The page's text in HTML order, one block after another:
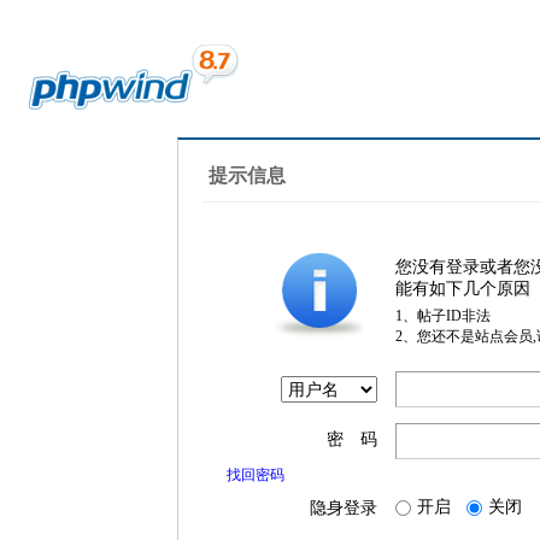
提示信息
您没有登录或者您
能有如下几个原因
1、帖子ID非法
2、您还不是站点会员
密 码
找回密码
隐身登录 开启 关闭